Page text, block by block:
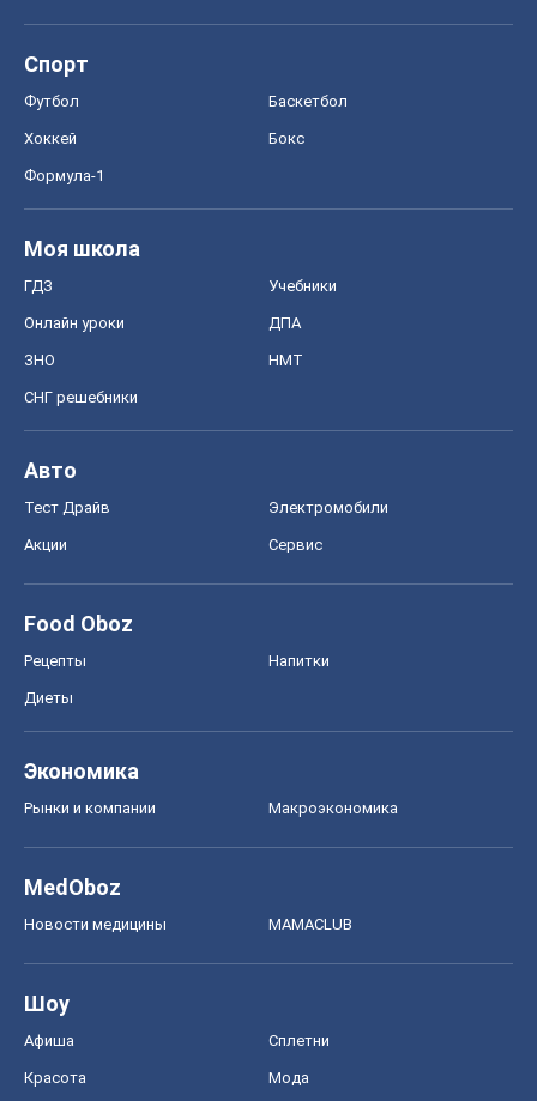
Спорт
Футбол Баскетбол
Хоккей Бокс
Формула-1
Моя школа
ГДЗ Учебники
Онлайн уроки ДПА
ЗНО НМТ
СНГ решебники
Авто
Тест Драйв Электромобили
Акции Сервис
Food Oboz
Рецепты Напитки
Диеты
Экономика
Рынки и компании Mакроэкономика
MedOboz
Новости медицины MAMACLUB
Шоу
Афиша Сплетни
Красота Мода